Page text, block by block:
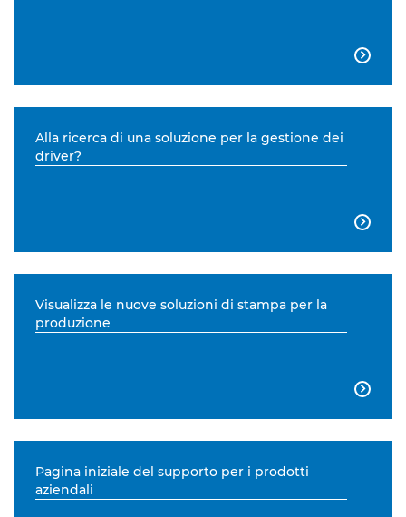

Alla ricerca di una soluzione per la gestione dei
driver?

Visualizza le nuove soluzioni di stampa per la
produzione

Pagina iniziale del supporto per i prodotti
aziendali